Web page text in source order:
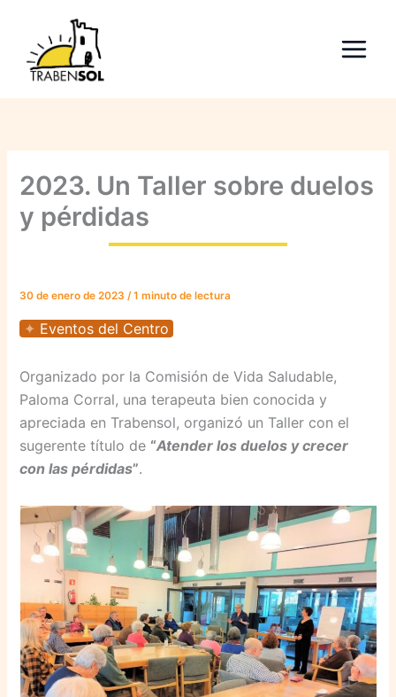
contenido
2023. Un Taller sobre duelos
y pérdidas
30 de enero de 2023 /1 minuto de lectura
Eventos del Centro
Organizado por la Comisión de Vida Saludable,
Paloma Corral, una terapeuta bien conocida y
apreciada en Trabensol, organizó un Taller con el
sugerente título de “Atender los duelos y crecer
con las pérdidas”.